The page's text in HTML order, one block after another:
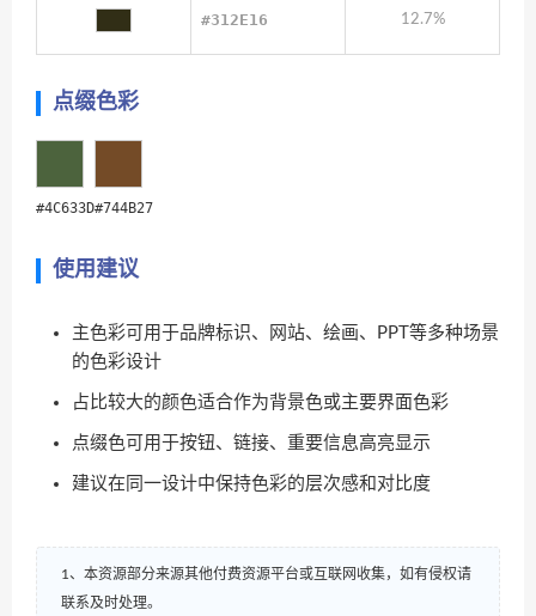
#312E16 12.7%
点缀色彩
#4C633D#744B27
使用建议
主色彩可用于品牌标识、网站、绘画、PPT等多种场景
的色彩设计
占比较大的颜色适合作为背景色或主要界面色彩
点缀色可用于按钮、链接、重要信息高亮显示
建议在同一设计中保持色彩的层次感和对比度
1、本资源部分来源其他付费资源平台或互联网收集，如有侵权请
联系及时处理。